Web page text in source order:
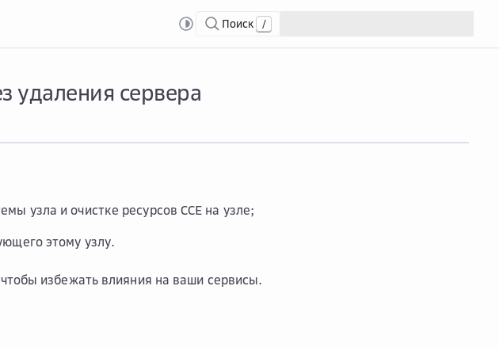
Поиск /
удаления сервера
узла и очистке ресурсов CCE на узле;
этому узлу.
избежать влияния на ваши сервисы.